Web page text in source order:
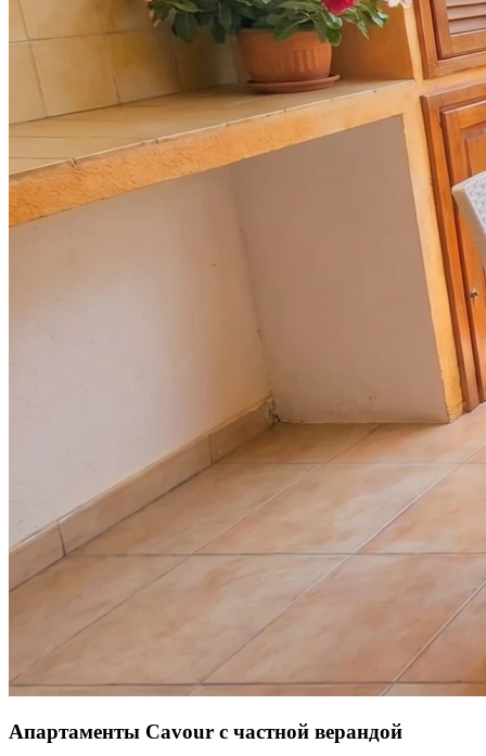
Апартаменты Cavour с частной верандой